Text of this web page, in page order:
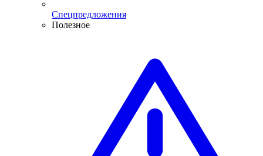
Спецпредложения
Полезное